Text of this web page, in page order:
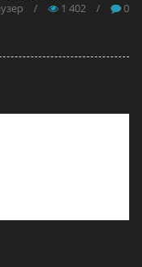
/ 1 402 / 0